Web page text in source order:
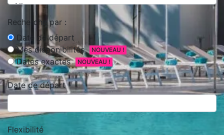
Recherche par :
Date de départ
Mes disponibilités
NOUVEAU !
Dates exactes NOUVEAU !
Date de départ
Flexibilité